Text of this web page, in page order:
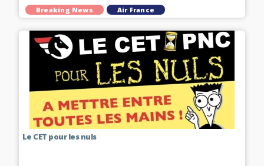
Breaking News Air France
Le CET pour les nuls